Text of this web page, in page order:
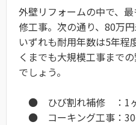
外壁リフォームの中で、
修工事。次の通り、80万
いずれも耐用年数は5年程
くまでも大規模工事まで
でしょう。
● ひび割れ補修 ：1ヶ
● コーキング工事：30